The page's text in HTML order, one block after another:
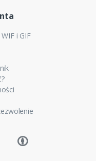
i GIF